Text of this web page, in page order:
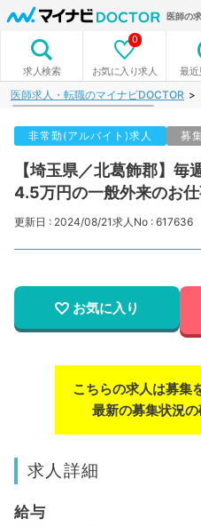
医師の
求人検索 お気に入り求人
0
最近
医師求人・転職のマイナビDOCTOR
非常勤(アルバイト)求人 募
【埼玉県／北葛飾郡】
4.5万円の一般外来のお仕
更新日 : 2024/08/21求人No : 617636
お気に入り
こちらの求人は募集
最新の募集状況の
求人詳細
給与